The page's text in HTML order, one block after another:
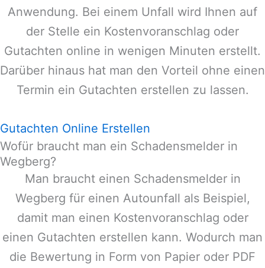
Anwendung. Bei einem Unfall wird Ihnen auf
der Stelle ein Kostenvoranschlag oder
Gutachten online in wenigen Minuten erstellt.
Darüber hinaus hat man den Vorteil ohne einen
Termin ein Gutachten erstellen zu lassen.
Gutachten Online Erstellen
Wofür braucht man ein Schadensmelder in
Wegberg?
Man braucht einen Schadensmelder in
Wegberg für einen Autounfall als Beispiel,
damit man einen Kostenvoranschlag oder
einen Gutachten erstellen kann. Wodurch man
die Bewertung in Form von Papier oder PDF